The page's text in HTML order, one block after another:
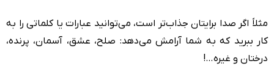
مثلاً اگر صدا برایتان جذاب‌تر است، می‌توانید عبارات یا کلماتی را به
کار ببرید که به شما آرامش می‌دهد: صلح، عشق، آسمان، پرنده،
درختان و غیره…!